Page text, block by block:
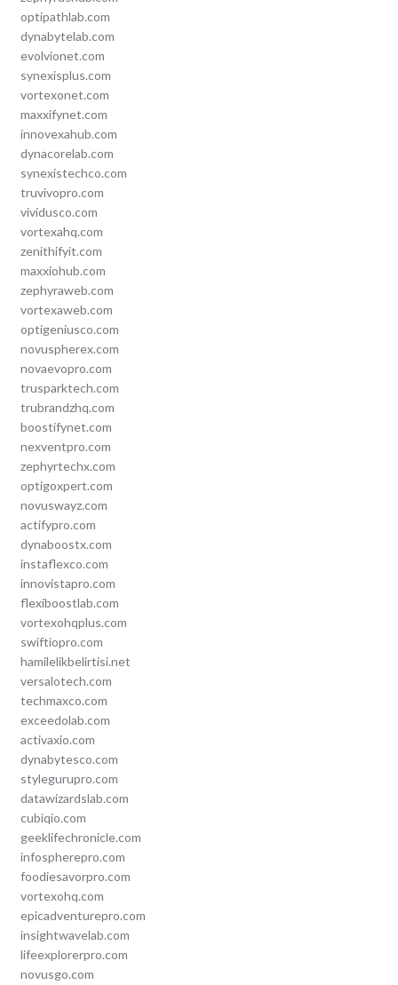
optipathlab.com
dynabytelab.com
evolvionet.com
synexisplus.com
vortexonet.com
maxxifynet.com
innovexahub.com
dynacorelab.com
synexistechco.com
truvivopro.com
vividusco.com
vortexahq.com
zenithifyit.com
maxxiohub.com
zephyraweb.com
vortexaweb.com
optigeniusco.com
novuspherex.com
novaevopro.com
trusparktech.com
trubrandzhq.com
boostifynet.com
nexventpro.com
zephyrtechx.com
optigoxpert.com
novuswayz.com
actifypro.com
dynaboostx.com
instaflexco.com
innovistapro.com
flexiboostlab.com
vortexohqplus.com
swiftiopro.com
hamilelikbelirtisi.net
versalotech.com
techmaxco.com
exceedolab.com
activaxio.com
dynabytesco.com
stylegurupro.com
datawizardslab.com
cubiqio.com
geeklifechronicle.com
infospherepro.com
foodiesavorpro.com
vortexohq.com
epicadventurepro.com
insightwavelab.com
lifeexplorerpro.com
novusgo.com